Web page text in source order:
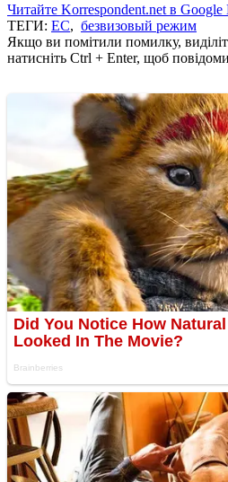
Читайте Korrespondent.net в Google
ТЕГИ: ЕС, безвизовый режим
Якщо ви помітили помилку,
натисніть Ctrl + Enter, щоб